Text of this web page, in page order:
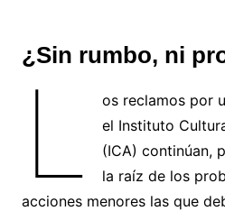
¿Sin rumbo, ni
L
os reclamos por
el Instituto
(ICA) continúan,
la raíz de los
acciones menores las que